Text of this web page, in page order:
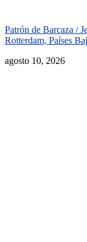
Patrón de Barcaza /
Rotterdam, Países
agosto 10, 2026